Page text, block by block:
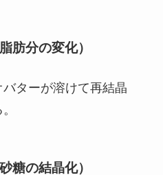
肪分の変化）
ターが溶けて再結晶
糖の結晶化）